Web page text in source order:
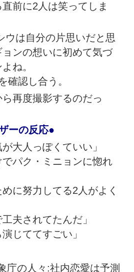
前に2人は笑ってしま
ウは自分の片思いだと思
ンの想いに初めて気づ
ね。
確認し合う。
再度撮影するのだっ
ーの反応●
大人っぽくていい」
でパク・ミニョンに惚れ
めに努力してる2人がよく
夫されてたんだ」
じててすごい」
庁の人々:社内恋愛は予測